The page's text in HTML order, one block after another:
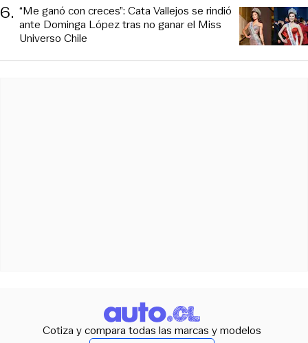
6. “Me ganó con creces”: Cata Vallejos se rindió
ante Dominga López tras no ganar el Miss
Universo Chile
Cotiza y compara todas las marcas y modelos